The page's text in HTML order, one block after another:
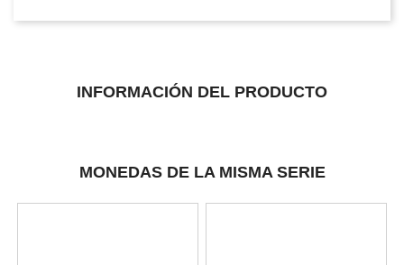
INFORMACIÓN DEL PRODUCTO
MONEDAS DE LA MISMA SERIE